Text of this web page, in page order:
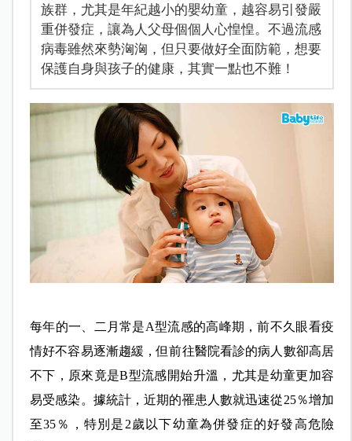
族群，尤其是年紀越小的嬰幼童，越容易引發嚴
重併發症，讓為人父母個個人心惶惶。不過流感
病毒雖然來勢洶洶，但只要做好全面防範，想要
保護自身與孩子的健康，其實一點也不難！
每年的一、二月常是A型流感的高峰期，前不久眼看疫
情好不容易逐漸趨緩，但前往醫院看診的病人數卻高居
不下，原來竟是B型流感開始升溫，尤其是幼童更加容
易受感染。據統計，近期的罹患人數就迅速從25％增加
至35％，特別是2歲以下幼童為併發症的好發高危險